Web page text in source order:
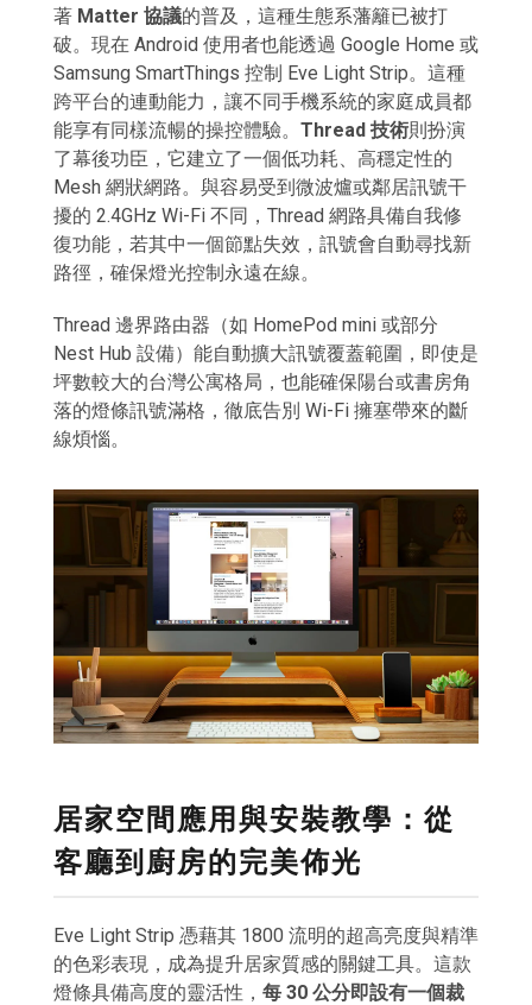
著 Matter 協議的普及，這種生態系藩籬已被打
破。現在 Android 使用者也能透過 Google Home 或
Samsung SmartThings 控制 Eve Light Strip。這種
跨平台的連動能力，讓不同手機系統的家庭成員都
能享有同樣流暢的操控體驗。 Thread 技術則扮演
了幕後功臣，它建立了一個低功耗、高穩定性的
Mesh 網狀網路。與容易受到微波爐或鄰居訊號干
擾的 2.4GHz Wi-Fi 不同，Thread 網路具備自我修
復功能，若其中一個節點失效，訊號會自動尋找新
路徑，確保燈光控制永遠在線。
Thread 邊界路由器（如 HomePod mini 或部分
Nest Hub 設備）能自動擴大訊號覆蓋範圍，即使是
坪數較大的台灣公寓格局，也能確保陽台或書房角
落的燈條訊號滿格，徹底告別 Wi-Fi 擁塞帶來的斷
線煩惱。
居家空間應用與安裝教學：從
客廳到廚房的完美佈光
Eve Light Strip 憑藉其 1800 流明的超高亮度與精準
的色彩表現，成為提升居家質感的關鍵工具。這款
燈條具備高度的靈活性， 每 30 公分即設有一個裁